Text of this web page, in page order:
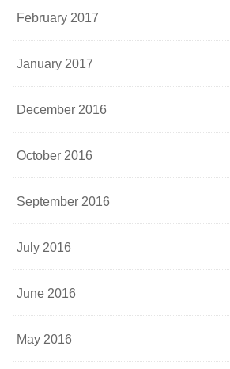
February 2017
January 2017
December 2016
October 2016
September 2016
July 2016
June 2016
May 2016